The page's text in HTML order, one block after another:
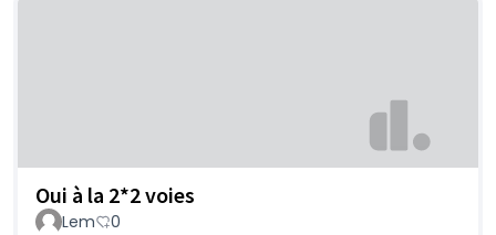
Oui à la 2*2 voies
Lem 0